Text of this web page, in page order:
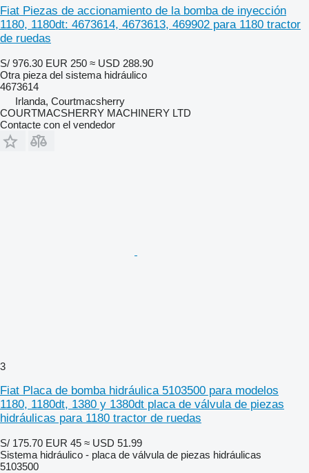
Fiat Piezas de accionamiento de la bomba de inyección
1180, 1180dt: 4673614, 4673613, 469902 para 1180 tractor
de ruedas
S/ 976.30 EUR 250 ≈ USD 288.90
Otra pieza del sistema hidráulico
4673614
Irlanda, Courtmacsherry
COURTMACSHERRY MACHINERY LTD
Contacte con el vendedor
3
Fiat Placa de bomba hidráulica 5103500 para modelos
1180, 1180dt, 1380 y 1380dt placa de válvula de piezas
hidráulicas para 1180 tractor de ruedas
S/ 175.70 EUR 45 ≈ USD 51.99
Sistema hidráulico - placa de válvula de piezas hidráulicas
5103500